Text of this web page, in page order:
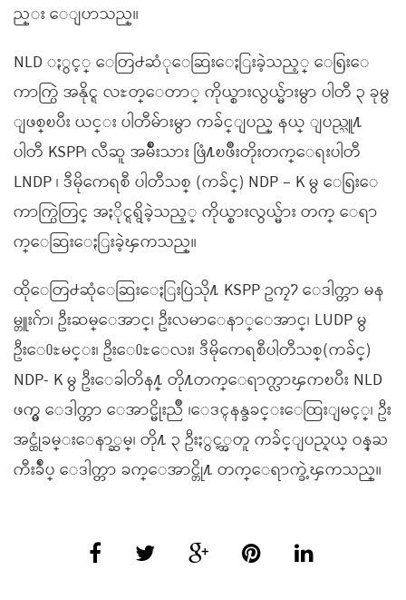
ည္း ေျပာသည္။
NLD ႏွင့္ ေတြ႕ဆံုေဆြးေႏြးခဲ့သည့္ ေရြးေ
ကာက္ပြဲ အနိုင္ရ လႊတ္ေတာ္ ကိုယ္စားလွယ္မ်ားမွာ ပါတီ ၃ ခုမွ
ျဖစ္ၿပီး ယင္း ပါတီမ်ားမွာ ကခ်င္ျပည္ နယ္ ျပည္သူ႔
ပါတီ KSPP၊ လီဆူ အမ်ိဳးသား ဖြံ႔ၿဖိဳးတိုးတက္ေရးပါတီ
LNDP ၊ ဒီမိုကေရစီ ပါတီသစ္ (ကခ်င္) NDP – K မွ ေရြးေ
ကာက္ပြဲတြင္ အႏိုင္ရရွိခဲ့သည့္ ကိုယ္စားလွယ္မ်ား တက္ ေရာ
က္ေဆြးေႏြးခဲ့ၾကသည္။
ထိုေတြ႕ဆုံေဆြးေႏြးပြဲသို႔ KSPP ဥကၠ႒ ေဒါက္တာ မန
မ္တူးဂ်ာ၊ ဦးဆမ္ေအာင္၊ ဦးလမာေနာ္ေအာင္၊ LUDP မွ
ဦးေ႐ႊမင္း၊ ဦးေ႐ႊေလး၊ ဒီမိုကေရစီပါတီသစ္(ကခ်င္)
NDP- K မွ ဦးေခါတိန႔္ တို႔တက္ေရာက္လာၾကၿပီး NLD
ဖက္မွ ေဒါက္တာ ေအာင္မိုးညိဳ ၊ေဒၚနန္ခခင္းေထြးျမင့္၊ ဦး
အင္ထုံခမ္းေနာ္ဆမ္၊ တို႔ ၃ ဦးႏွင့္အတူ ကခ်င္ျပည္နယ္ ဝန္ႀ
ကီးခ်ဳပ္ ေဒါက္တာ ခက္ေအာင္တို႔ တက္ေရာက္ခဲ့ၾကသည္။